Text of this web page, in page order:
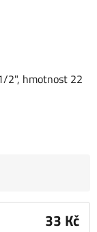
33 Kč
2", hmotnost 22